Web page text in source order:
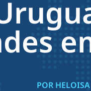
POR